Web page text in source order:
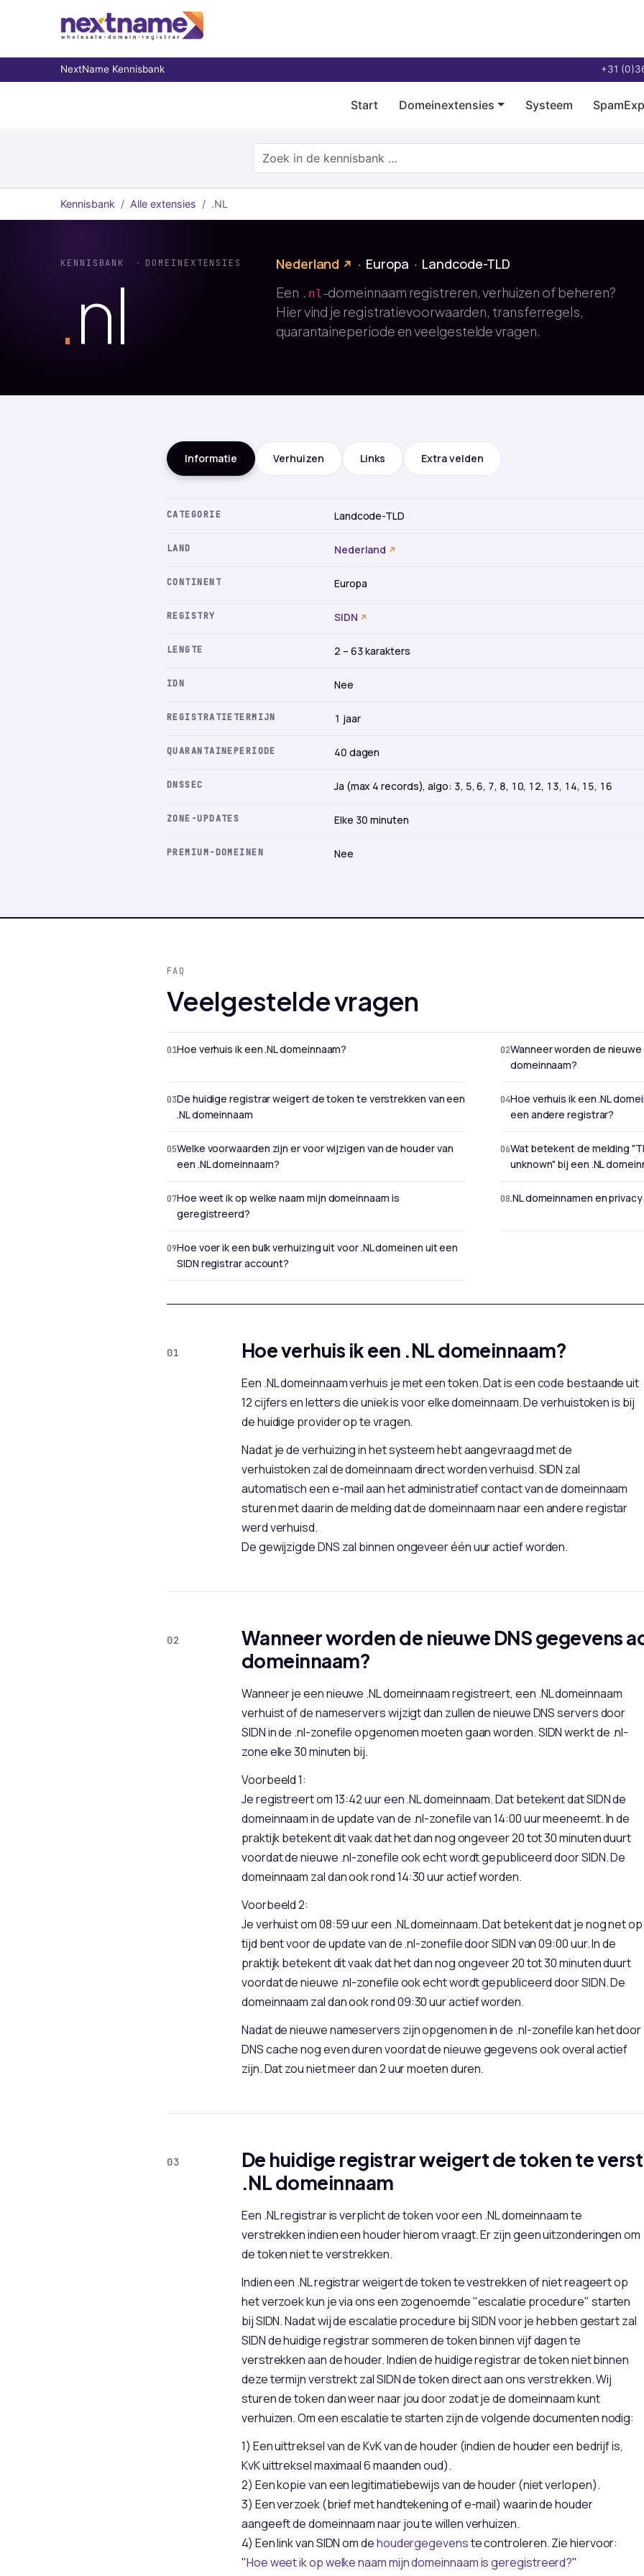
NextName Kennisbank +31
Start Domeinextensies Systeem
Kennisbank Alle extensies .NL
KENNISBANK DOMEINEXTENSIES
.nl
Nederland Europa Landcode-TLD
Een .nl-domeinnaam registreren, verhuizen of beheren?
Hier vind je registratievoorwaarden, transferregels,
quarantaineperiode en veelgestelde vragen.
Informatie Verhuizen Links Extra velden
CATEGORIE Landcode-TLD
LAND Nederland
CONTINENT Europa
REGISTRY SIDN
LENGTE 2 – 63 karakters
IDN Nee
REGISTRATIETERMIJN 1 jaar
QUARANTAINEPERIODE 40 dagen
DNSSEC Ja (max 4 records), algo: 3, 5, 6, 7, 8, 10, 12, 13, 14, 15, 16
ZONE-UPDATES Elke 30 minuten
PREMIUM-DOMEINEN Nee
FAQ
Veelgestelde vragen
Hoe verhuis ik een .NL domeinnaam?
Wanneer worden de
domeinnaam?
De huidige registrar weigert de token te verstrekken van een
.NL domeinnaam
Hoe verhuis ik een .NL
een andere registrar?
Welke voorwaarden zijn er voor wijzigen van de houder van
een .NL domeinnaam?
Wat betekent de melding
unknown" bij een .NL
Hoe weet ik op welke naam mijn domeinnaam is
geregistreerd?
.NL domeinnamen en privacy
Hoe voer ik een bulk verhuizing uit voor .NL domeinen uit een
SIDN registrar account?
Hoe verhuis ik een .NL domeinnaam?
Een .NL domeinnaam verhuis je met een token. Dat is een code bestaande uit
12 cijfers en letters die uniek is voor elke domeinnaam. De verhuistoken is bij
de huidige provider op te vragen.
Nadat je de verhuizing in het systeem hebt aangevraagd met de
verhuistoken zal de domeinnaam direct worden verhuisd. SIDN zal
automatisch een e-mail aan het administratief contact van de domeinnaam
sturen met daarin de melding dat de domeinnaam naar een andere registar
werd verhuisd.
De gewijzigde DNS zal binnen ongeveer één uur actief worden.
Wanneer worden de nieuwe DNS gegevens
domeinnaam?
Wanneer je een nieuwe .NL domeinnaam registreert, een .NL domeinnaam
verhuist of de nameservers wijzigt dan zullen de nieuwe DNS servers door
SIDN in de .nl-zonefile opgenomen moeten gaan worden. SIDN werkt de .nl-
zone elke 30 minuten bij.
Voorbeeld 1:
Je registreert om 13:42 uur een .NL domeinnaam. Dat betekent dat SIDN de
domeinnaam in de update van de .nl-zonefile van 14:00 uur meeneemt. In de
praktijk betekent dit vaak dat het dan nog ongeveer 20 tot 30 minuten duurt
voordat de nieuwe .nl-zonefile ook echt wordt gepubliceerd door SIDN. De
domeinnaam zal dan ook rond 14:30 uur actief worden.
Voorbeeld 2:
Je verhuist om 08:59 uur een .NL domeinnaam. Dat betekent dat je nog net op
tijd bent voor de update van de .nl-zonefile door SIDN van 09:00 uur. In de
praktijk betekent dit vaak dat het dan nog ongeveer 20 tot 30 minuten duurt
voordat de nieuwe .nl-zonefile ook echt wordt gepubliceerd door SIDN. De
domeinnaam zal dan ook rond 09:30 uur actief worden.
Nadat de nieuwe nameservers zijn opgenomen in de .nl-zonefile kan het door
DNS cache nog even duren voordat de nieuwe gegevens ook overal actief
zijn. Dat zou niet meer dan 2 uur moeten duren.
De huidige registrar weigert de token te
.NL domeinnaam
Een .NL registrar is verplicht de token voor een .NL domeinnaam te
verstrekken indien een houder hierom vraagt. Er zijn geen uitzonderingen om
de token niet te verstrekken.
Indien een .NL registrar weigert de token te vestrekken of niet reageert op
het verzoek kun je via ons een zogenoemde "escalatie procedure" starten
bij SIDN. Nadat wij de escalatie procedure bij SIDN voor je hebben gestart zal
SIDN de huidige registrar sommeren de token binnen vijf dagen te
verstrekken aan de houder. Indien de huidige registrar de token niet binnen
deze termijn verstrekt zal SIDN de token direct aan ons verstrekken. Wij
sturen de token dan weer naar jou door zodat je de domeinnaam kunt
verhuizen. Om een escalatie te starten zijn de volgende documenten nodig:
1) Een uittreksel van de KvK van de houder (indien de houder een bedrijf is,
KvK uittreksel maximaal 6 maanden oud).
2) Een kopie van een legitimatiebewijs van de houder (niet verlopen).
3) Een verzoek (brief met handtekening of e-mail) waarin de houder
aangeeft de domeinnaam naar jou te willen verhuizen.
4) Een link van SIDN om dehoudergegevenste controleren. Zie hiervoor:
"Hoe weet ik op welke naam mijn domeinnaam is geregistreerd?"